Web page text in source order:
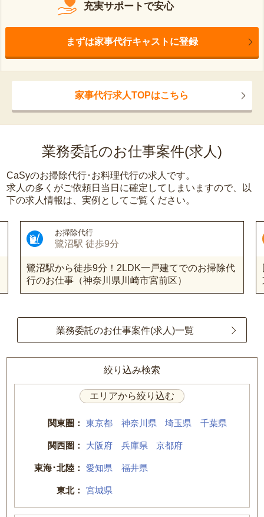
充実サポートで安心
まずは家事代行キャストに登録
家事代行求人TOPはこちら
業務委託のお仕事案件(求人)
CaSyのお掃除代行･お料理代行の求人です。
求人の多くがご依頼日当日に確定してしまいますので、以
下の求人情報は、実例としてご覧ください。
お掃除代行
鷺沼駅 徒歩9分
鷺沼駅から徒歩9分！2LDK一戸建てでのお掃除代
行のお仕事（神奈川県川崎市宮前区）
業務委託のお仕事案件(求人)一覧
絞り込み検索
エリアから絞り込む
関東圏： 東京都 神奈川県 埼玉県 千葉県
関西圏： 大阪府 兵庫県 京都府
東海･北陸： 愛知県 福井県
東北： 宮城県